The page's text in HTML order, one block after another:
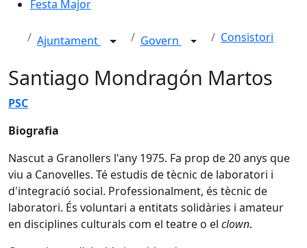
Festa Major
Ajuntament Govern Consistori
Santiago Mondragón Martos
PSC
Biografia
Nascut a Granollers l'any 1975. Fa prop de 20 anys que
viu a Canovelles. Té estudis de tècnic de laboratori i
d'integració social. Professionalment, és tècnic de
laboratori. És voluntari a entitats solidàries i amateur
en disciplines culturals com el teatre o el clown.